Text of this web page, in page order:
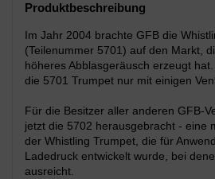
Produktbeschreibung
Im Jahr 2004 brachte GFB die
(Teilenummer 5701) auf den Markt,
höheres Abblasgeräusch erzeugt
die 5701 Trumpet nur mit einigen
Für die Besitzer aller anderen GFB-
jetzt die 5702 herausgebracht - eine
der Whistling Trumpet, die für
Ladedruck entwickelt wurde, bei
ausreicht.